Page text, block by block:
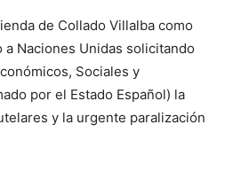
de Collado Villalba como
a Naciones Unidas solicitando
Sociales y
por el Estado Español) la
y la urgente paralización